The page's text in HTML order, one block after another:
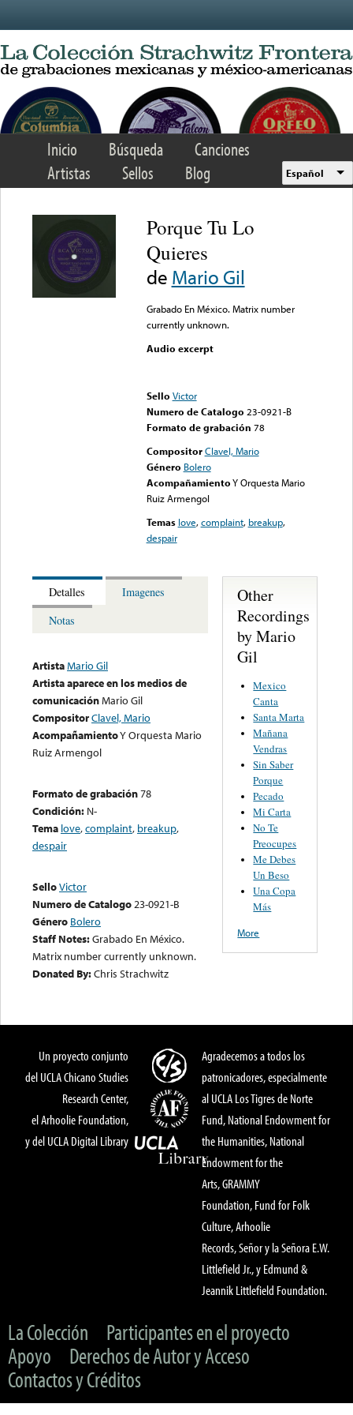
Inicio Búsqueda
Canciones
Artistas
Sellos Blog Español
Porque Tu Lo
Quieres
de Mario Gil
Grabado En México. Matrix number
currently unknown.
Audio excerpt
Sello Victor
Numero de Catalogo 23-0921-B
Formato de grabación 78
Compositor Clavel, Mario
Género Bolero
AcompañamientoY Orquesta Mario
Ruiz Armengol
Temas love,complaint, breakup,
despair
Detalles
Imagenes
Notas
ArtistaMario Gil
Artista aparece en los medios de
comunicaciónMario Gil
CompositorClavel, Mario
AcompañamientoY Orquesta Mario
Ruiz Armengol
Formato de grabación78
Condición: N-
Tema love,complaint, breakup,
despair
SelloVictor
Numero de Catalogo23-0921-B
Género Bolero
Staff Notes:Grabado En México.
Matrix number currently unknown.
Donated By:Chris Strachwitz
Other
Recordings
by Mario
Gil
Mexico
Canta
Santa Marta
Mañana
Vendras
Sin Saber
Porque
Pecado
Mi Carta
No Te
Preocupes
Me Debes
Un Beso
Una Copa
Más
More
Un proyecto conjunto
del UCLA Chicano Studies
Research Center,
el Arhoolie Foundation,
y del UCLA Digital Library
Agradecemos a todos los
patronicadores, especialmente
al UCLA Los Tigres de Norte
Fund, National Endowment for
the Humanities, National
Endowment for the
Arts, GRAMMY
Foundation, Fund for Folk
Culture, Arhoolie
Records, Señor y la Señora E.W.
Littlefield Jr., y Edmund &
Jeannik Littlefield Foundation.
La Colección
Participantes en el proyecto
Apoyo
Derechos de Autor y Acceso
Contactos y Créditos